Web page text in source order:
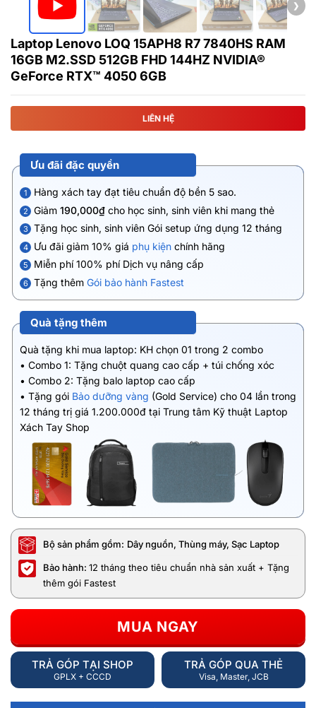
❯
Laptop Lenovo LOQ 15APH8 R7 7840HS RAM
16GB M2.SSD 512GB FHD 144HZ NVIDIA®
GeForce RTX™ 4050 6GB
LIÊN HỆ
Ưu đãi đặc quyền
1 Hàng xách tay đạt tiêu chuẩn độ bền 5 sao.
2 Giảm 190,000₫ cho học sinh, sinh viên khi mang thẻ
3 Tặng học sinh, sinh viên Gói setup ứng dụng 12 tháng
4 Ưu đãi giảm 10% giá phụ kiện chính hãng
5 Miễn phí 100% phí Dịch vụ nâng cấp
6 Tặng thêm Gói bảo hành Fastest
Quà tặng thêm
Quà tặng khi mua laptop: KH chọn 01 trong 2 combo
• Combo 1: Tặng chuột quang cao cấp + túi chống xóc
• Combo 2: Tặng balo laptop cao cấp
• Tặng gói Bảo dưỡng vàng (Gold Service) cho 04 lần trong
12 tháng trị giá 1.200.000đ tại Trung tâm Kỹ thuật Laptop
Xách Tay Shop
Bộ sản phẩm gồm: Dây nguồn, Thùng máy, Sạc Laptop
Bảo hành: 12 tháng theo tiêu chuẩn nhà sản xuất + Tặng
thêm gói Fastest
MUA NGAY
TRẢ GÓP TẠI SHOP
GPLX + CCCD
TRẢ GÓP QUA THẺ
Visa, Master, JCB